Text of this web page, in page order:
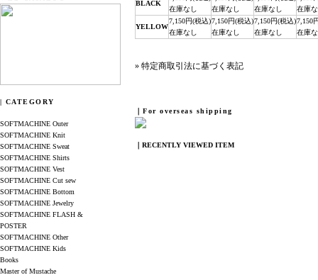
| CATEGORY
SOFTMACHINE Outer
SOFTMACHINE Knit
SOFTMACHINE Sweat
SOFTMACHINE Shirts
SOFTMACHINE Vest
SOFTMACHINE Cut sew
SOFTMACHINE Bottom
SOFTMACHINE Jewelry
SOFTMACHINE FLASH &
POSTER
SOFTMACHINE Other
SOFTMACHINE Kids
Books
Master of Mustache
BLACK
在庫なし
在庫なし
在庫なし
在庫
YELLOW
7,150円(税込)
在庫なし
7,150円(税込)
在庫なし
7,150円(税込)
在庫なし
7,150
在庫
» 特定商取引法に基づく表記
｜For overseas shipping
｜RECENTLY VIEWED ITEM